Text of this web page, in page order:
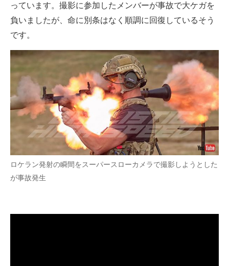
スマホと通信の最新トレンド
進化するPCとデバイスの未来
ビジネスと働き方のヒント
AI活用のいまが分かる
企業ITのトレンドを詳説
経営リーダーのコミュニティ
ITエンジニア向け専門サイト
っています。撮影に参加したメンバーが事故で大ケガを
負いましたが、命に別条はなく順調に回復しているそう
です。
ロケラン発射の瞬間をスーパースローカメラで撮影しようとした
が事故発生